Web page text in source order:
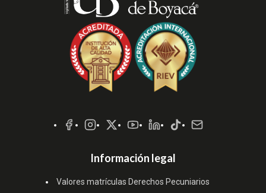
Sociales
Información legal
Valores matrículas Derechos Pecuniarios